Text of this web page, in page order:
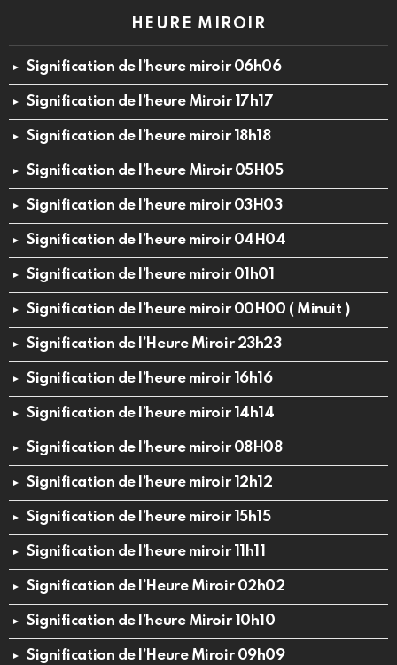
HEURE MIROIR
Signification de l’heure miroir 06h06
Signification de l’heure Miroir 17h17
Signification de l’heure miroir 18h18
Signification de l’heure Miroir 05H05
Signification de l’heure miroir 03H03
Signification de l’heure miroir 04H04
Signification de l’heure miroir 01h01
Signification de l’heure miroir 00H00 ( Minuit )
Signification de l’Heure Miroir 23h23
Signification de l’heure miroir 16h16
Signification de l’heure miroir 14h14
Signification de l’heure miroir 08H08
Signification de l’heure miroir 12h12
Signification de l’heure miroir 15h15
Signification de l’heure miroir 11h11
Signification de l’Heure Miroir 02h02
Signification de l’heure Miroir 10h10
Signification de l’Heure Miroir 09h09